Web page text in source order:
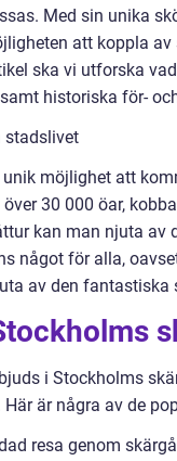
Med sin unika
att koppla
ska vi utforska
historiska för-
stadslivet
möjlighet att
30 000 öar,
kan man njuta av
något för alla,
av den fantastiska
i Stockholms
är några av de
resa genom